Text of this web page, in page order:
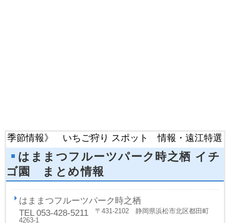
季節情報》 いちご狩り スポット 情報・遠江特選
はままつフルーツパーク時之栖 イチ
ゴ園 まとめ情報
はままつフルーツパーク時之栖
TEL 053-428-5211 〒431-2102 静岡県浜松市北区都田町
4263-1